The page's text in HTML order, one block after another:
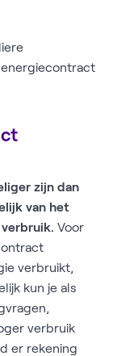
zijn dan
van het
Voor
verbruikt,
kun je als
verbruik
er rekening